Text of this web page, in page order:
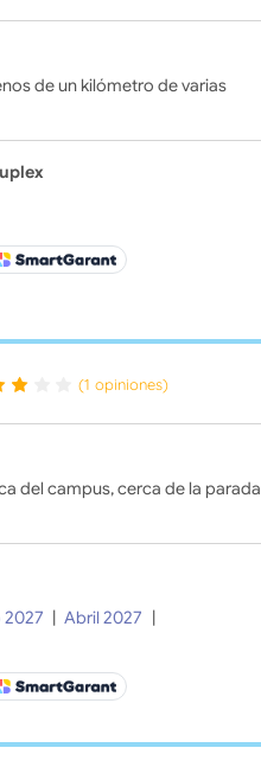
de un kilómetro de varias
(1 opiniones)
del campus, cerca de la parada
2027 | Abril 2027 |